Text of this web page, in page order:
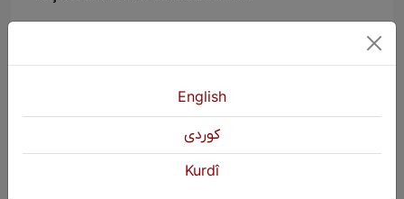
English
كوردی
Kurdî